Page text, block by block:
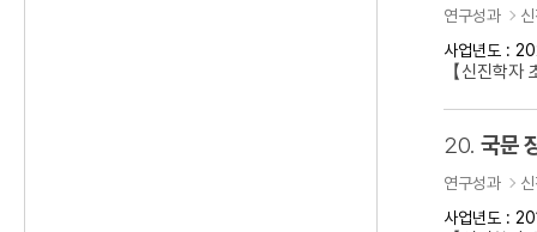
연구성과
사업년도 :
【신진학
20. 국문
연구성과
사업년도 :